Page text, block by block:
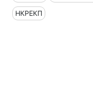
НКРЕКП